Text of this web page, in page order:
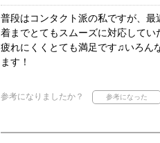
普段はコンタクト派の私ですが、
着までとてもスムーズに対応して
疲れにくくとても満足です♫いろん
ます！
参考になりましたか？